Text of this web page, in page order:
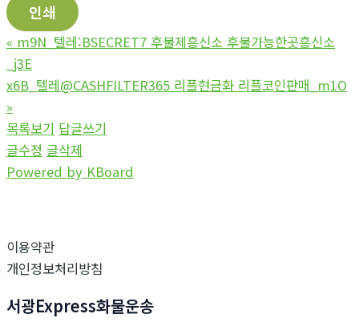
인쇄
« m9N_텔레:BSECRET7 후불제흥신소 후불가능한곳흥신소
_j3E
x6B_텔레@CASHFILTER365 리플현금화 리플코인판매_m1O
»
목록보기 답글쓰기
글수정 글삭제
Powered by KBoard
이용약관
개인정보처리방침
서광Express화물운송